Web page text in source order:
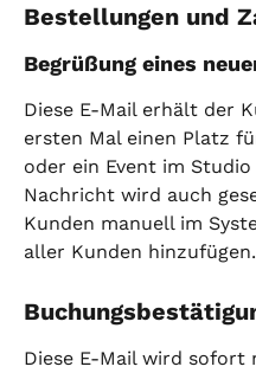
Bestellungen und
Begrüßung eines
Diese E-Mail erhält der
ersten Mal einen Platz
oder ein Event im
Nachricht wird auch
Kunden manuell im
aller Kunden hinzufügen.
Diese E-Mail wird sofort